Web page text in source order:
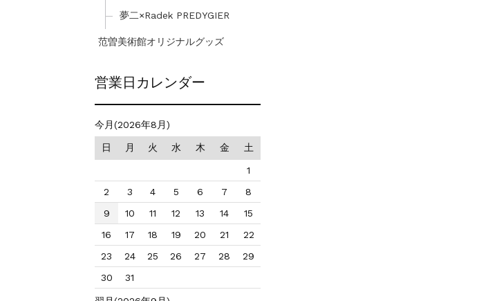
夢二×Radek PREDYGIER
范曽美術館オリジナルグッズ
営業日カレンダー
今月(2026年8月)
日 月 火 水 木 金 土
1
2
3 4 5 6 7
8
9
10 11 12 13 14
15
16
17 18 19 20 21
22
23
24 25 26 27 28
29
30
31